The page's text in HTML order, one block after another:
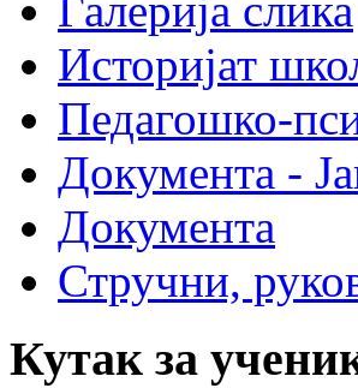
Галерија слика
Историјат
Педагошко-
Документа -
Документа
Стручни,
Кутак за